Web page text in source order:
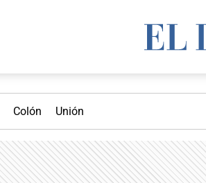
Colón Unión